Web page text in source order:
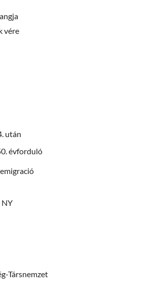
vére
után
évforduló
NY
Társnemzet